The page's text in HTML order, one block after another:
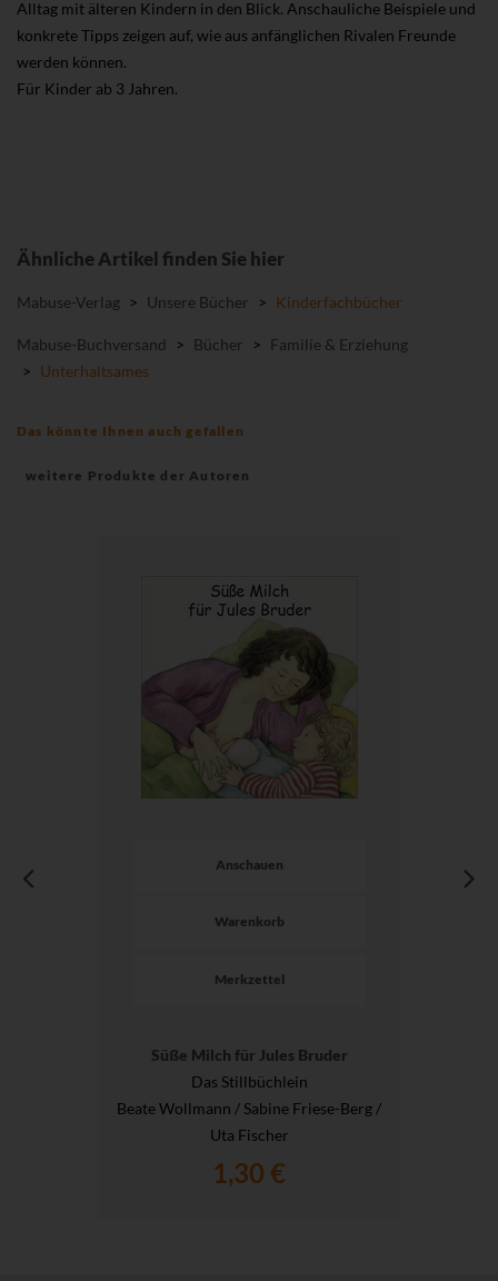
Alltag mit älteren Kindern in den Blick. Anschauliche Beispiele und
konkrete Tipps zeigen auf, wie aus anfänglichen Rivalen Freunde
werden können.
Für Kinder ab 3 Jahren.
Ähnliche Artikel finden Sie hier
Mabuse-Verlag > Unsere Bücher > Kinderfachbücher
Mabuse-Buchversand > Bücher > Familie & Erziehung
> Unterhaltsames
Das könnte Ihnen auch gefallen
weitere Produkte der Autoren
Anschauen
Warenkorb
Merkzettel
Süße Milch für Jules Bruder
Das Stillbüchlein
Beate Wollmann / Sabine Friese-Berg /
Uta Fischer
1,30 €